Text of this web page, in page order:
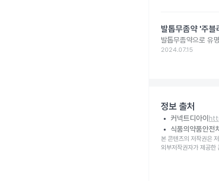
발톱무좀약 '주
발톱무좀약으로 유
2024.07.15
정보 출처
커넥트디아이
식품의약품안전
본 콘텐츠의 저작권은
외부저작권자가 제공한